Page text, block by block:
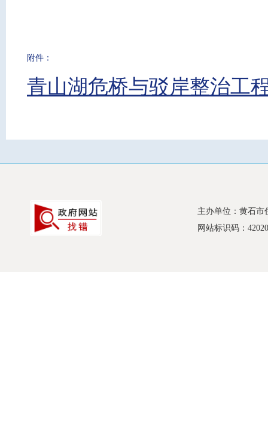
附件：
青山湖危桥与驳岸整治工
主办单位：黄石市
网站标识码：